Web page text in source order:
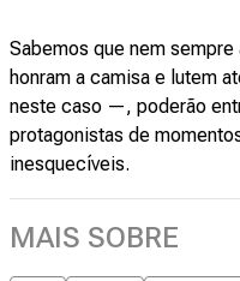
Sabemos que nem
honram a camisa e lutem
neste caso —, poderão
protagonistas de
inesquecíveis.
MAIS SOBRE